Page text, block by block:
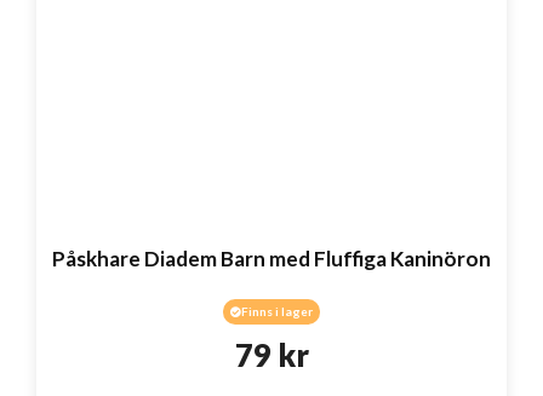
Påskhare Diadem Barn med Fluffiga Kaninöron
Finns i lager
79 kr